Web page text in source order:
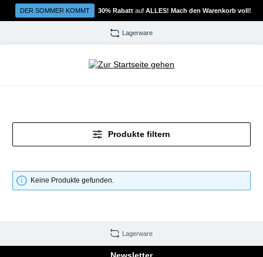
Zum Hauptinhalt springen
DER SOMMER KOMMT 30% Rabatt auf ALLES! Mach den Warenkorb voll!
Lagerware
Produkte filtern
Keine Produkte gefunden.
Lagerware